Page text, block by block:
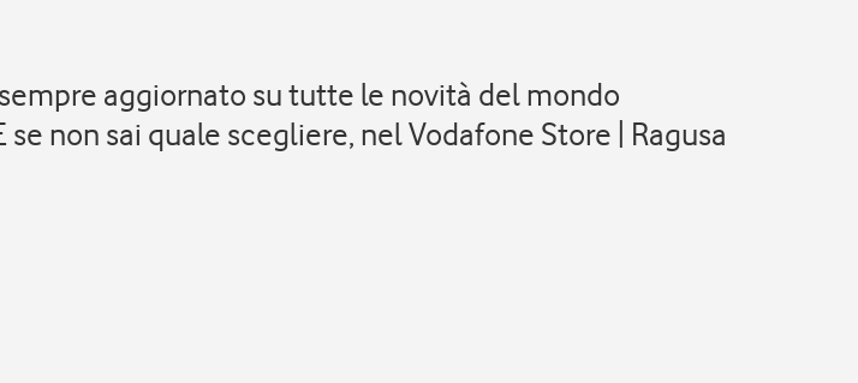
aggiornato su tutte le novità del mondo
non sai quale scegliere, nel Vodafone Store | Ragusa